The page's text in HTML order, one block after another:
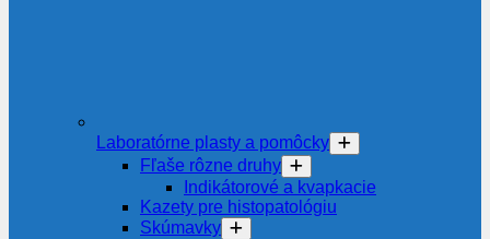
Laboratórne plasty a pomôcky
Fľaše rôzne druhy
Indikátorové a kvapkacie
Kazety pre histopatológiu
Skúmavky